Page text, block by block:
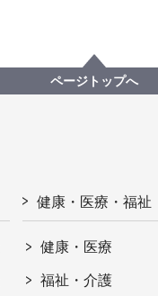
ページトップへ
健康・医療・福祉
健康・医療
福祉・介護